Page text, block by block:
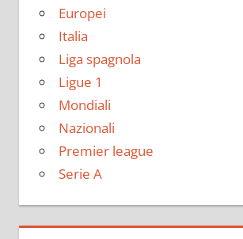
Europei
Italia
Liga spagnola
Ligue 1
Mondiali
Nazionali
Premier league
Serie A